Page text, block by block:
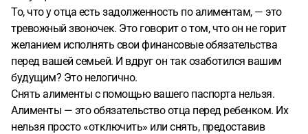
То, что у отца есть задолженность по алиментам, — это
тревожный звоночек. Это говорит о том, что он не горит
желанием исполнять свои финансовые обязательства
перед вашей семьей. И вдруг он так озаботился вашим
будущим? Это нелогично.
Снять алименты с помощью вашего паспорта нельзя.
Алименты — это обязательство отца перед ребенком. Их
нельзя просто «отключить» или снять, предоставив